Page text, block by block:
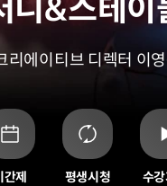
&스테이
리에이티브 디렉터 이
간제 평생시청 수